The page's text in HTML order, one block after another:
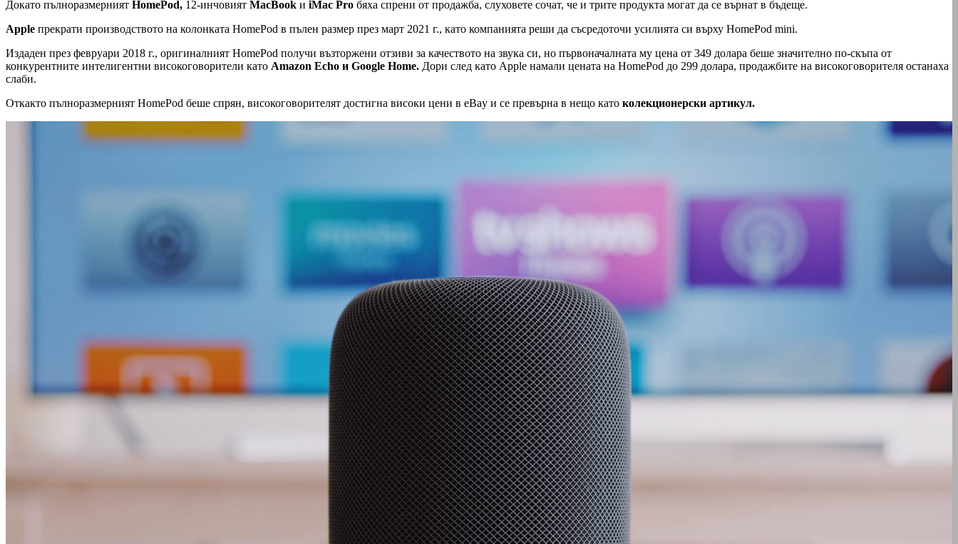
Докато пълноразмерният HomePod, 12-инчовият MacBook и iMac Pro бяха спрени от продажба, слуховете сочат, че и трите продукта могат да се върнат в бъдеще.
Apple прекрати производството на колонката HomePod в пълен размер през март 2021 г., като компанията реши да съсредоточи усилията си върху HomePod mini.
Издаден през февруари 2018 г., оригиналният HomePod получи възторжени отзиви за качеството на звука си, но първоначалната му цена от 349 долара беше значително по-скъпа от
конкурентните интелигентни високоговорители като Amazon Echo и Google Home. Дори след като Apple намали цената на HomePod до 299 долара, продажбите на високоговорителя останаха
слаби.
Откакто пълноразмерният HomePod беше спрян, високоговорителят достигна високи цени в eBay и се превърна в нещо като колекционерски артикул.